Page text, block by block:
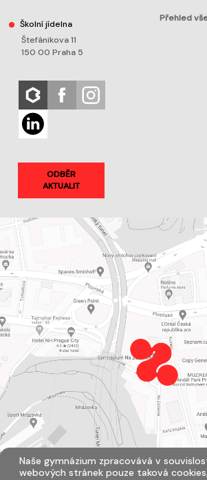
Školní jídelna
Štefánikova 11
150 00 Praha 5
ODBĚR
AKTUALIT
Přehled
Naše gymnázium zpracovává v
webových stránek pouze taková